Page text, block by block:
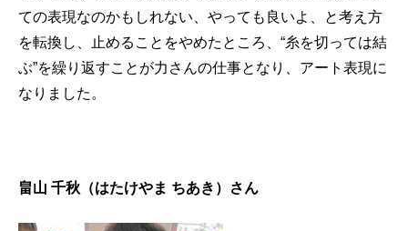
ての表現なのかもしれない、やっても良いよ、と考え方
を転換し、止めることをやめたところ、“糸を切っては結
ぶ”を繰り返すことが力さんの仕事となり、アート表現に
なりました。
畠山 千秋（はたけやま ちあき）さん